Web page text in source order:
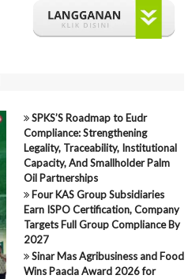
SPKS’S Roadmap to Eudr
Compliance: Strengthening
Legality, Traceability, Institutional
Capacity, And Smallholder Palm
Oil Partnerships
Four KAS Group Subsidiaries
Earn ISPO Certification, Company
Targets Full Group Compliance By
2027
Sinar Mas Agribusiness and Food
Wins Paacla Award 2026 for